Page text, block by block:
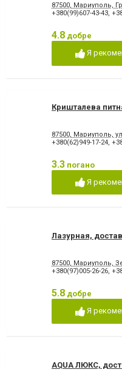
87500, Мариуполь,
+380(99)607-43-43,
4.8 добре
Я
Кришталева
87500, Мариуполь,
+380(62)949-17-24,
3.3 погано
Я
Лазурная,
87500, Мариуполь,
+380(97)005-26-26,
5.8 добре
Я
AQUA ЛЮКС,